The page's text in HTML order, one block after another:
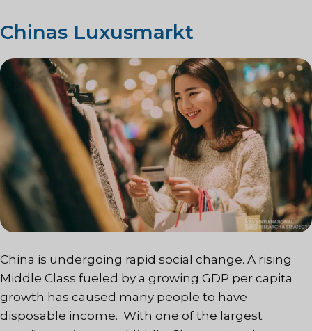
Chinas Luxusmarkt
China is undergoing rapid social change. A rising
Middle Class fueled by a growing GDP per capita
growth has caused many people to have
disposable income. With one of the largest